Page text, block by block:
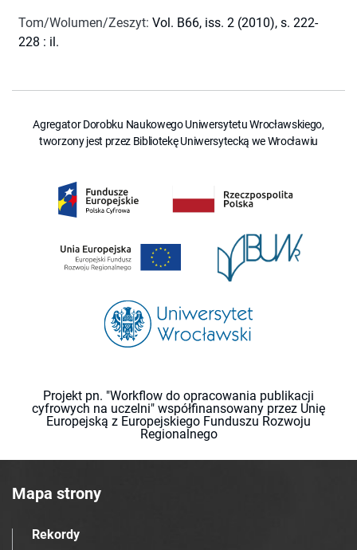
Tom/Wolumen/Zeszyt: Vol. B66, iss. 2 (2010), s. 222-
228 : il.
Agregator Dorobku Naukowego Uniwersytetu Wrocławskiego,
tworzony jest przez Bibliotekę Uniwersytecką we Wrocławiu
Projekt pn. "Workflow do opracowania publikacji
cyfrowych na uczelni" współfinansowany przez Unię
Europejską z Europejskiego Funduszu Rozwoju
Regionalnego
Mapa strony
Rekordy